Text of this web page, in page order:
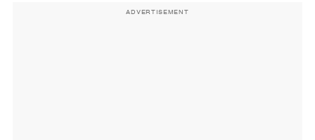
ADVERTISEMENT